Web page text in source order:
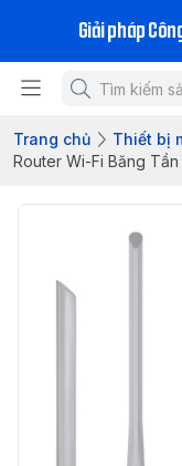
Giải pháp
Trang chủ
Thiết bị
Router Wi-Fi Băng